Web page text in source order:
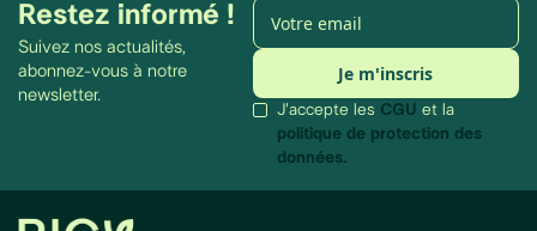
Restez informé !
Suivez nos actualités,
abonnez-vous à notre
newsletter.
J'accepte les CGU et la
politique de protection des
données.